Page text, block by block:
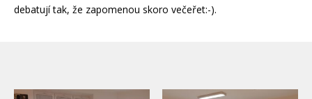
debatují tak, že zapomenou skoro večeřet:-).